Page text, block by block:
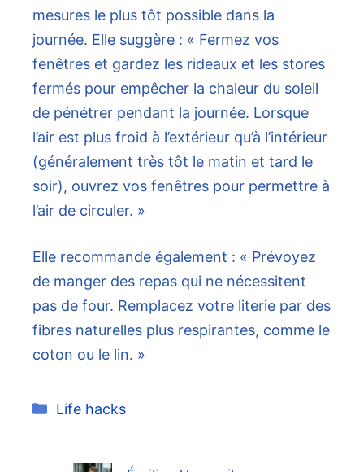
mesures le plus tôt possible dans la
journée. Elle suggère : « Fermez vos
fenêtres et gardez les rideaux et les stores
fermés pour empêcher la chaleur du soleil
de pénétrer pendant la journée. Lorsque
l’air est plus froid à l’extérieur qu’à l’intérieur
(généralement très tôt le matin et tard le
soir), ouvrez vos fenêtres pour permettre à
l’air de circuler. »
Elle recommande également : « Prévoyez
de manger des repas qui ne nécessitent
pas de four. Remplacez votre literie par des
fibres naturelles plus respirantes, comme le
coton ou le lin. »
Catégories
Life hacks